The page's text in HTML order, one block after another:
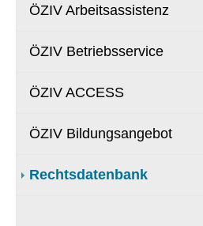
ÖZIV Arbeitsassistenz
ÖZIV Betriebsservice
ÖZIV ACCESS
ÖZIV Bildungsangebot
Rechtsdatenbank